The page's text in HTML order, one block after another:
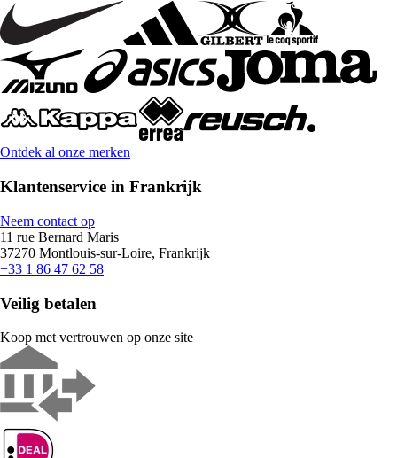
Ontdek al onze merken
Klantenservice in Frankrijk
Neem contact op
11 rue Bernard Maris
37270 Montlouis-sur-Loire, Frankrijk
+33 1 86 47 62 58
Veilig betalen
Koop met vertrouwen op onze site